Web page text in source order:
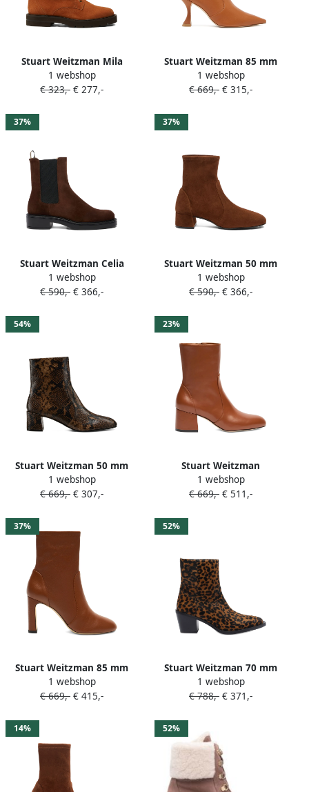
Stuart Weitzman Mila
laarzen met veters Bruin
1 webshop
€ 323,- € 277,-
Stuart Weitzman 85 mm
Xcurve stretch enkellaarzen
Bruin
1 webshop
€ 669,- € 315,-
37%
Stuart Weitzman Celia
Chelsea laarzen Bruin
1 webshop
€ 590,- € 366,-
37%
Stuart Weitzman 50 mm
Maeve enkellaarzen Bruin
1 webshop
€ 590,- € 366,-
54%
Stuart Weitzman 50 mm
Maeve enkellaarzen Bruin
1 webshop
€ 669,- € 307,-
23%
Stuart Weitzman
Essentialist 60 enkellaarzen
met blokhak en rits Bruin
1 webshop
€ 669,- € 511,-
37%
Stuart Weitzman 85 mm
Babette leren enkellaarzen
Bruin
1 webshop
€ 669,- € 415,-
52%
Stuart Weitzman 70 mm
enkellaarzen met
luipaardprint Bruin
1 webshop
€ 788,- € 371,-
14% 52%